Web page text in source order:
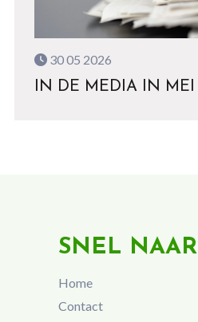
30 05 2026
IN DE MEDIA IN MEI
SNEL NAAR
Home
Contact